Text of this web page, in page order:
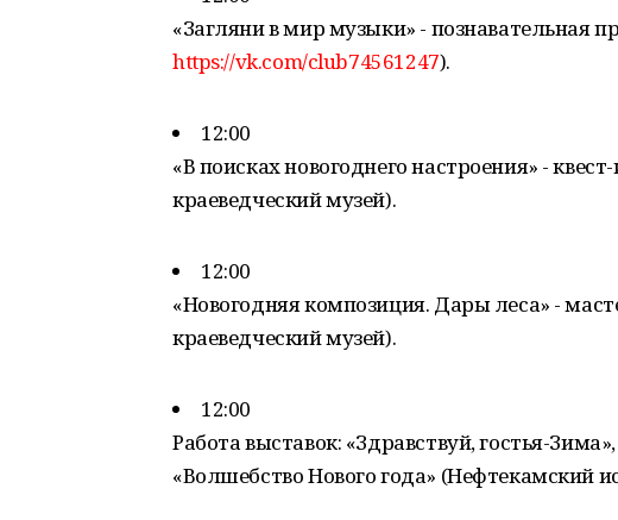
«Загляни в мир музыки» - познавательная
https://vk.com/club74561247).
12:00
«В поисках новогоднего настроения» -
краеведческий музей).
12:00
«Новогодняя композиция. Дары леса» -
краеведческий музей).
12:00
Работа выставок: «Здравствуй, гостья-
«Волшебство Нового года» (Нефтекамский